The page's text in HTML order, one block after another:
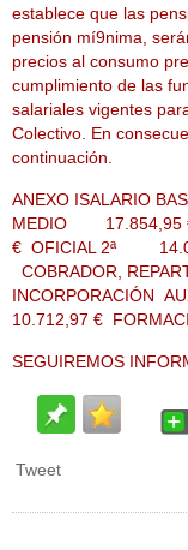
establece que las
pensión mí9nima,
precios al consumo
cumplimiento de las
salariales vigentes
Colectivo. En
continuación.
ANEXO ISALARIO
MEDIO 17.854,95
€ OFICIAL 2ª
COBRADOR,
INCORPORACIÓN
10.712,97 €
SEGUIREMOS
Tweet